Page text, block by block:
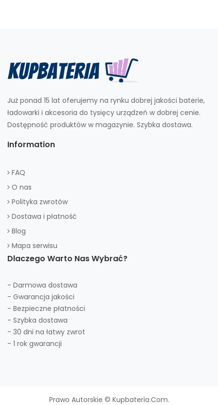
Już ponad 15 lat oferujemy na rynku dobrej jakości baterie,
ładowarki i akcesoria do tysięcy urządzeń w dobrej cenie.
Dostępność produktów w magazynie. Szybka dostawa.
Information
FAQ
O nas
Polityka zwrotów
Dostawa i płatność
Blog
Mapa serwisu
Dlaczego Warto Nas Wybrać?
- Darmowa dostawa
- Gwarancja jakości
- Bezpieczne płatności
- Szybka dostawa
- 30 dni na łatwy zwrot
- 1 rok gwarancji
Prawo Autorskie © Kupbateria.com.